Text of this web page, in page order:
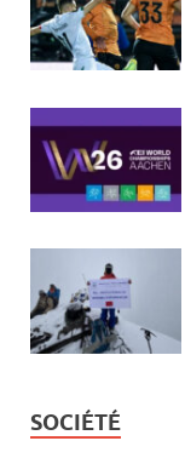
SOCIÉTÉ